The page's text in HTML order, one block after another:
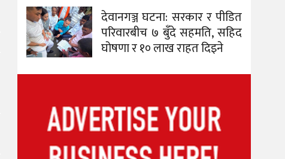
देवानगञ्ज घटना: सरकार र पीडित
परिवारबीच ७ बुँदे सहमति, सहिद
घोषणा र १० लाख राहत दिइने